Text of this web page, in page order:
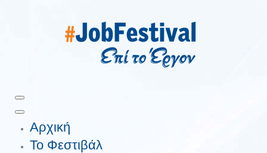
Αρχική
Το Φεστιβάλ